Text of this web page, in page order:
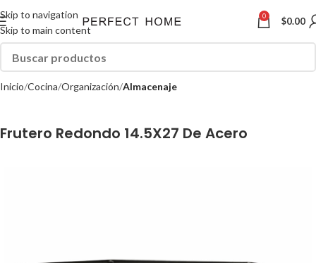
Skip to navigation
Skip to main content
0 $0.00
Inicio Cocina Organización Almacenaje
Frutero Redondo 14.5X27 De Acero